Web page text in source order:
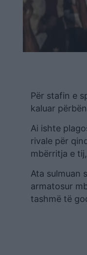
Për stafin e
kaluar
Ai ishte
rivale për
mbërritja e
Ata sulmuan
armatosur
tashmë të